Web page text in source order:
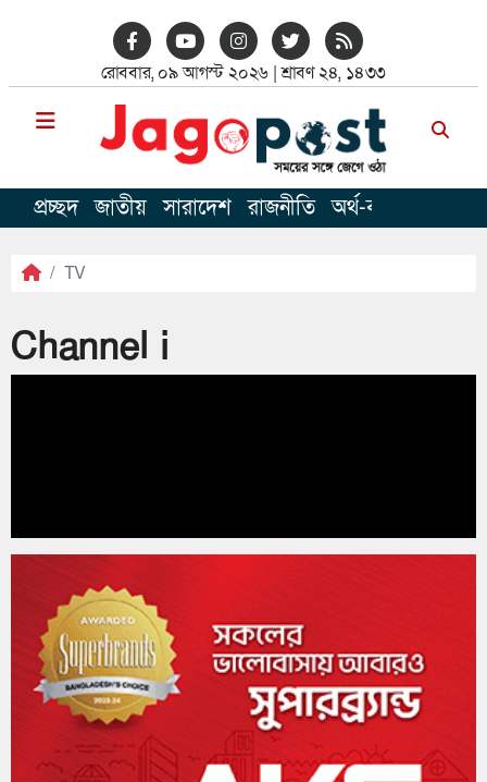
রোববার, ০৯ আগস্ট ২০২৬ | শ্রাবণ ২৪, ১৪৩৩
প্রচ্ছদ জাতীয় সারাদেশ রাজনীতি অর্থ-বাণিজ
TV
Channel i